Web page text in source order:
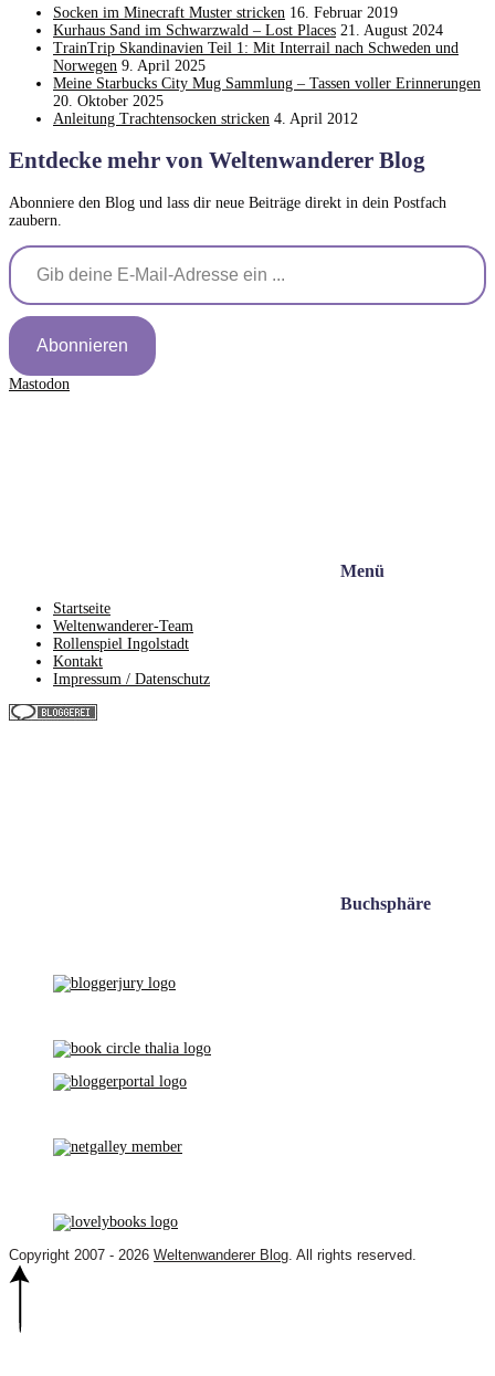
Socken im Minecraft Muster stricken 16. Februar 2019
Kurhaus Sand im Schwarzwald – Lost Places 21. August 2024
TrainTrip Skandinavien Teil 1: Mit Interrail nach Schweden und
Norwegen 9. April 2025
Meine Starbucks City Mug Sammlung – Tassen voller Erinnerungen
20. Oktober 2025
Anleitung Trachtensocken stricken 4. April 2012
Entdecke mehr von Weltenwanderer Blog
Abonniere den Blog und lass dir neue Beiträge direkt in dein Postfach
zaubern.
Gib deine E-Mail-Adresse ein ...
Abonnieren
Mastodon
Menü
Startseite
Weltenwanderer-Team
Rollenspiel Ingolstadt
Kontakt
Impressum / Datenschutz
Buchsphäre
Copyright 2007 - 2026 Weltenwanderer Blog. All rights reserved.